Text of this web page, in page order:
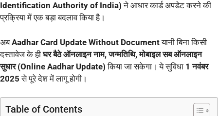
Identification Authority of India) ने आधार कार्ड अपडेट करने की
प्रक्रिया में एक बड़ा बदलाव किया है।
अबAadhar Card Update Without Documentयानी बिना किसी
दस्तावेज के हीघर बैठे ऑनलाइन नाम, जन्मतिथि, मोबाइल सब ऑनलाइन
सुधार (Online Aadhar Update) किया जा सकेगा। ये सुविधा 1 नवंबर
2025 से पूरे देश में लागू होगी।
Table of Contents